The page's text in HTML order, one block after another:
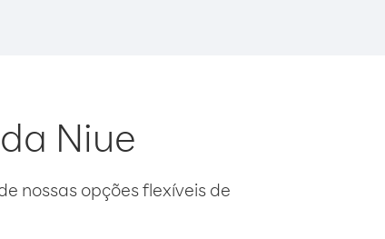
Niue
nossas opções flexíveis de